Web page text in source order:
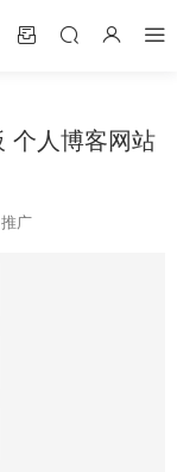
个人博客网站
推广